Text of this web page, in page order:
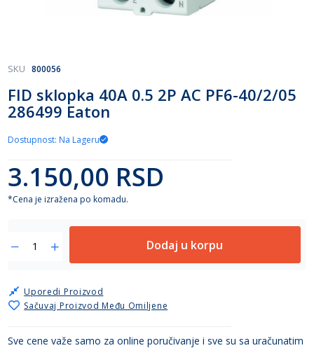
Skip
the
beginning
the
gallery
FID sklopka 40A 0.5 2P AC PF6-40/2/05
286499 Eaton
SKU 800056
Dostupnost: Na Lageru
3.150,00 RSD
*Cena je izražena po komadu.
Dodaj u korpu
Sačuvaj Proizvod Među Omiljene
Uporedi Proizvod
Sve cene važe samo za online poručivanje i sve su sa uračunatim